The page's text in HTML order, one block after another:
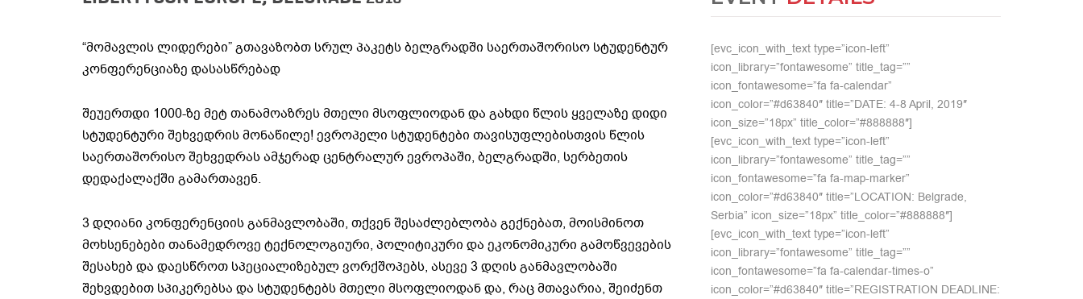
“მომავლის ლიდერები” გთავაზობთ სრულ პაკეტს ბელგრადში საერთაშორისო სტუდენტურ
კონფერენციაზე დასასწრებად
შეუერთდი 1000-ზე მეტ თანამოაზრეს მთელი მსოფლიოდან და გახდი წლის ყველაზე დიდი
სტუდენტური შეხვედრის მონაწილე! ევროპელი სტუდენტები თავისუფლებისთვის წლის
საერთაშორისო შეხვედრას ამჯერად ცენტრალურ ევროპაში, ბელგრადში, სერბეთის
დედაქალაქში გამართავენ.
3 დღიანი კონფერენციის განმავლობაში, თქვენ შესაძლებლობა გექნებათ, მოისმინოთ
მოხსენებები თანამედროვე ტექნოლოგიური, პოლიტიკური და ეკონომიკური გამოწვევების
შესახებ და დაესწროთ სპეციალიზებულ ვორქშოპებს, ასევე 3 დღის განმავლობაში
შეხვდებით სპიკერებსა და სტუდენტებს მთელი მსოფლიოდან და, რაც მთავარია, შეიძენთ
[evc_icon_with_text type=”icon-left”
icon_library=”fontawesome” title_tag=””
icon_fontawesome=”fa fa-calendar”
icon_color=”#d63840″ title=”DATE: 4-8 April, 2019″
icon_size=”18px” title_color=”#888888″]
[evc_icon_with_text type=”icon-left”
icon_library=”fontawesome” title_tag=””
icon_fontawesome=”fa fa-map-marker”
icon_color=”#d63840″ title=”LOCATION: Belgrade,
Serbia” icon_size=”18px” title_color=”#888888″]
[evc_icon_with_text type=”icon-left”
icon_library=”fontawesome” title_tag=””
icon_fontawesome=”fa fa-calendar-times-o”
icon_color=”#d63840″ title=”REGISTRATION DEADLINE: